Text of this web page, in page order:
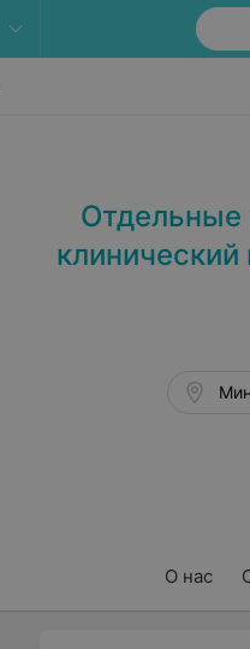
клинический
О нас